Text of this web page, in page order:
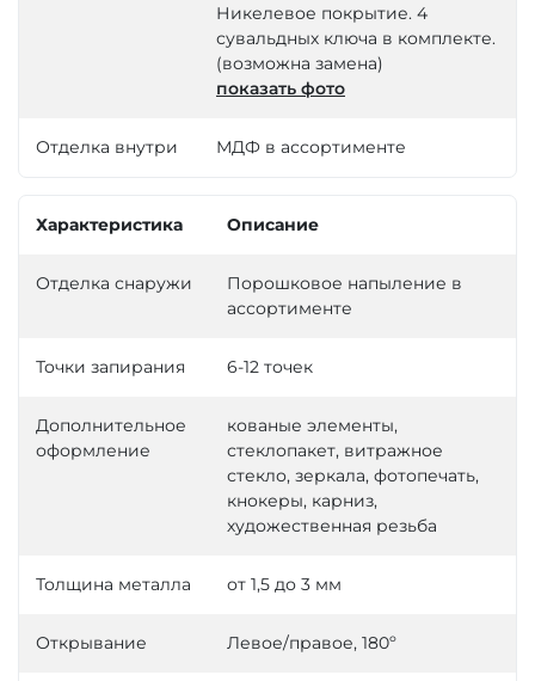
Никелевое покрытие. 4
сувальдных ключа в комплекте.
(возможна замена)
показать фото
Отделка внутри МДФ в ассортименте
Характеристика Описание
Отделка снаружи
Порошковое напыление в
ассортименте
Точки запирания 6-12 точек
Дополнительное
оформление
кованые элементы,
стеклопакет, витражное
стекло, зеркала, фотопечать,
кнокеры, карниз,
художественная резьба
Толщина металла от 1,5 до 3 мм
Открывание Левое/правое, 180º